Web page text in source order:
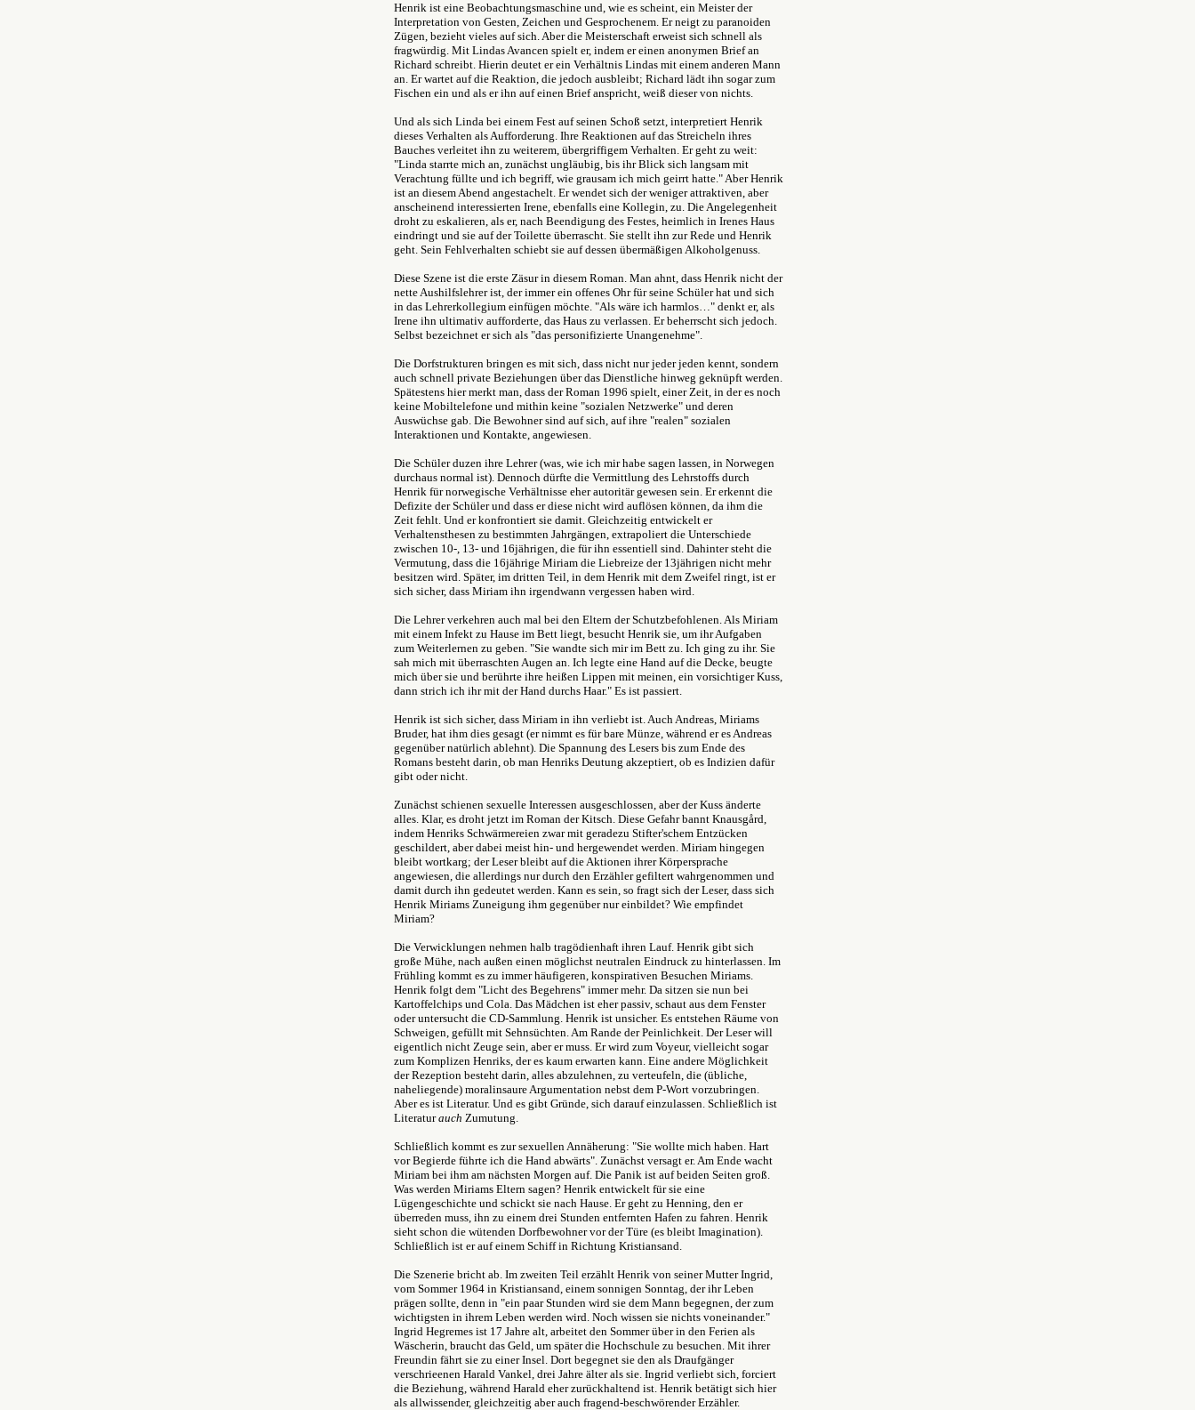
Henrik ist eine Beobachtungsmaschine und, wie es scheint, ein Meister der
Interpretation von Gesten, Zeichen und Gesprochenem. Er neigt zu paranoiden
Zügen, bezieht vieles auf sich. Aber die Meisterschaft erweist sich schnell als
fragwürdig. Mit Lindas Avancen spielt er, indem er einen anonymen Brief an
Richard schreibt. Hierin deutet er ein Verhältnis Lindas mit einem anderen Mann
an. Er wartet auf die Reaktion, die jedoch ausbleibt; Richard lädt ihn sogar zum
Fischen ein und als er ihn auf einen Brief anspricht, weiß dieser von nichts.
Und als sich Linda bei einem Fest auf seinen Schoß setzt, interpretiert Henrik
dieses Verhalten als Aufforderung. Ihre Reaktionen auf das Streicheln ihres
Bauches verleitet ihn zu weiterem, übergriffigem Verhalten. Er geht zu weit:
"Linda starrte mich an, zunächst ungläubig, bis ihr Blick sich langsam mit
Verachtung füllte und ich begriff, wie grausam ich mich geirrt hatte." Aber Henrik
ist an diesem Abend angestachelt. Er wendet sich der weniger attraktiven, aber
anscheinend interessierten Irene, ebenfalls eine Kollegin, zu. Die Angelegenheit
droht zu eskalieren, als er, nach Beendigung des Festes, heimlich in Irenes Haus
eindringt und sie auf der Toilette überrascht. Sie stellt ihn zur Rede und Henrik
geht. Sein Fehlverhalten schiebt sie auf dessen übermäßigen Alkoholgenuss.
Diese Szene ist die erste Zäsur in diesem Roman. Man ahnt, dass Henrik nicht der
nette Aushilfslehrer ist, der immer ein offenes Ohr für seine Schüler hat und sich
in das Lehrerkollegium einfügen möchte. "Als wäre ich harmlos…" denkt er, als
Irene ihn ultimativ aufforderte, das Haus zu verlassen. Er beherrscht sich jedoch.
Selbst bezeichnet er sich als "das personifizierte Unangenehme".
Die Dorfstrukturen bringen es mit sich, dass nicht nur jeder jeden kennt, sondern
auch schnell private Beziehungen über das Dienstliche hinweg geknüpft werden.
Spätestens hier merkt man, dass der Roman 1996 spielt, einer Zeit, in der es noch
keine Mobiltelefone und mithin keine "sozialen Netzwerke" und deren
Auswüchse gab. Die Bewohner sind auf sich, auf ihre "realen" sozialen
Interaktionen und Kontakte, angewiesen.
Die Schüler duzen ihre Lehrer (was, wie ich mir habe sagen lassen, in Norwegen
durchaus normal ist). Dennoch dürfte die Vermittlung des Lehrstoffs durch
Henrik für norwegische Verhältnisse eher autoritär gewesen sein. Er erkennt die
Defizite der Schüler und dass er diese nicht wird auflösen können, da ihm die
Zeit fehlt. Und er konfrontiert sie damit. Gleichzeitig entwickelt er
Verhaltensthesen zu bestimmten Jahrgängen, extrapoliert die Unterschiede
zwischen 10-, 13- und 16jährigen, die für ihn essentiell sind. Dahinter steht die
Vermutung, dass die 16jährige Miriam die Liebreize der 13jährigen nicht mehr
besitzen wird. Später, im dritten Teil, in dem Henrik mit dem Zweifel ringt, ist er
sich sicher, dass Miriam ihn irgendwann vergessen haben wird.
Die Lehrer verkehren auch mal bei den Eltern der Schutzbefohlenen. Als Miriam
mit einem Infekt zu Hause im Bett liegt, besucht Henrik sie, um ihr Aufgaben
zum Weiterlernen zu geben. "Sie wandte sich mir im Bett zu. Ich ging zu ihr. Sie
sah mich mit überraschten Augen an. Ich legte eine Hand auf die Decke, beugte
mich über sie und berührte ihre heißen Lippen mit meinen, ein vorsichtiger Kuss,
dann strich ich ihr mit der Hand durchs Haar." Es ist passiert.
Henrik ist sich sicher, dass Miriam in ihn verliebt ist. Auch Andreas, Miriams
Bruder, hat ihm dies gesagt (er nimmt es für bare Münze, während er es Andreas
gegenüber natürlich ablehnt). Die Spannung des Lesers bis zum Ende des
Romans besteht darin, ob man Henriks Deutung akzeptiert, ob es Indizien dafür
gibt oder nicht.
Zunächst schienen sexuelle Interessen ausgeschlossen, aber der Kuss änderte
alles. Klar, es droht jetzt im Roman der Kitsch. Diese Gefahr bannt Knausgård,
indem Henriks Schwärmereien zwar mit geradezu Stifter'schem Entzücken
geschildert, aber dabei meist hin- und hergewendet werden. Miriam hingegen
bleibt wortkarg; der Leser bleibt auf die Aktionen ihrer Körpersprache
angewiesen, die allerdings nur durch den Erzähler gefiltert wahrgenommen und
damit durch ihn gedeutet werden. Kann es sein, so fragt sich der Leser, dass sich
Henrik Miriams Zuneigung ihm gegenüber nur einbildet? Wie empfindet
Miriam?
Die Verwicklungen nehmen halb tragödienhaft ihren Lauf. Henrik gibt sich
große Mühe, nach außen einen möglichst neutralen Eindruck zu hinterlassen. Im
Frühling kommt es zu immer häufigeren, konspirativen Besuchen Miriams.
Henrik folgt dem "Licht des Begehrens" immer mehr. Da sitzen sie nun bei
Kartoffelchips und Cola. Das Mädchen ist eher passiv, schaut aus dem Fenster
oder untersucht die CD-Sammlung. Henrik ist unsicher. Es entstehen Räume von
Schweigen, gefüllt mit Sehnsüchten. Am Rande der Peinlichkeit. Der Leser will
eigentlich nicht Zeuge sein, aber er muss. Er wird zum Voyeur, vielleicht sogar
zum Komplizen Henriks, der es kaum erwarten kann. Eine andere Möglichkeit
der Rezeption besteht darin, alles abzulehnen, zu verteufeln, die (übliche,
naheliegende) moralinsaure Argumentation nebst dem P-Wort vorzubringen.
Aber es ist Literatur. Und es gibt Gründe, sich darauf einzulassen. Schließlich ist
Literaturauch Zumutung.
Schließlich kommt es zur sexuellen Annäherung: "Sie wollte mich haben. Hart
vor Begierde führte ich die Hand abwärts". Zunächst versagt er. Am Ende wacht
Miriam bei ihm am nächsten Morgen auf. Die Panik ist auf beiden Seiten groß.
Was werden Miriams Eltern sagen? Henrik entwickelt für sie eine
Lügengeschichte und schickt sie nach Hause. Er geht zu Henning, den er
überreden muss, ihn zu einem drei Stunden entfernten Hafen zu fahren. Henrik
sieht schon die wütenden Dorfbewohner vor der Türe (es bleibt Imagination).
Schließlich ist er auf einem Schiff in Richtung Kristiansand.
Die Szenerie bricht ab. Im zweiten Teil erzählt Henrik von seiner Mutter Ingrid,
vom Sommer 1964 in Kristiansand, einem sonnigen Sonntag, der ihr Leben
prägen sollte, denn in "ein paar Stunden wird sie dem Mann begegnen, der zum
wichtigsten in ihrem Leben werden wird. Noch wissen sie nichts voneinander."
Ingrid Hegremes ist 17 Jahre alt, arbeitet den Sommer über in den Ferien als
Wäscherin, braucht das Geld, um später die Hochschule zu besuchen. Mit ihrer
Freundin fährt sie zu einer Insel. Dort begegnet sie den als Draufgänger
verschrieenen Harald Vankel, drei Jahre älter als sie. Ingrid verliebt sich, forciert
die Beziehung, während Harald eher zurückhaltend ist. Henrik betätigt sich hier
als allwissender, gleichzeitig aber auch fragend-beschwörender Erzähler.